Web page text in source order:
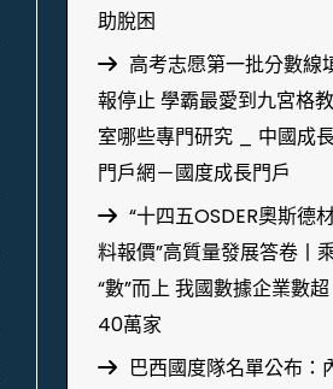
助脫困
高考志愿第一批分數線
報停止 學霸最愛到九宮格教
室哪些專門研究 _ 中國成
門戶網－國度成長門戶
“十四五OSDER奧斯德
料報價”高質量發展答卷丨
“數”而上 我國數據企業數超
40萬家
巴西國度隊名單公布：